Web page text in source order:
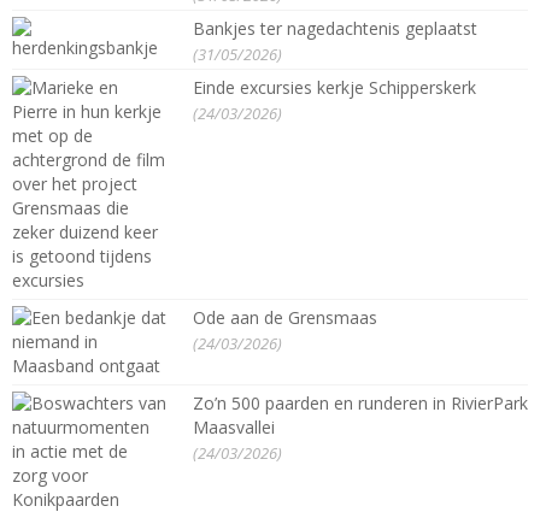
Bankjes ter nagedachtenis geplaatst
(31/05/2026)
Einde excursies kerkje Schipperskerk
(24/03/2026)
Ode aan de Grensmaas
(24/03/2026)
Zo’n 500 paarden en runderen in RivierPark
Maasvallei
(24/03/2026)